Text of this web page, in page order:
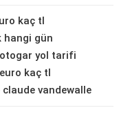
kaç tl
hangi gün
yol tarifi
kaç tl
vandewalle